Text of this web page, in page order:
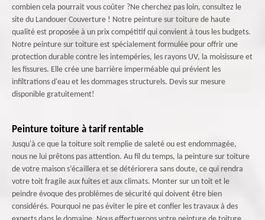
combien cela pourrait vous coûter ?Ne cherchez pas loin, consultez le
site du Landouer Couverture ! Notre peinture sur toiture de haute
qualité est proposée à un prix compétitif qui convient à tous les budgets.
Notre peinture sur toiture est spécialement formulée pour offrir une
protection durable contre les intempéries, les rayons UV, la moisissure et
les fissures. Elle crée une barrière imperméable qui prévient les
infiltrations d'eau et les dommages structurels. Devis sur mesure
disponible gratuitement!
Peinture toiture à tarif rentable
Jusqu'à ce que la toiture soit remplie de saleté ou est endommagée,
nous ne lui prêtons pas attention. Au fil du temps, la peinture sur toiture
de votre maison s’écaillera et se détériorera sans doute, ce qui rendra
votre toit fragile aux fuites et aux climats. Monter sur un toit et le
peindre évoque des problèmes de sécurité qui doivent être bien
considérés. Pourquoi ne pas éviter le pire et confier les travaux à des